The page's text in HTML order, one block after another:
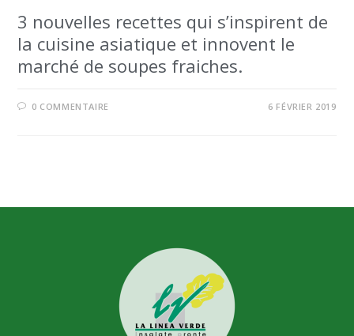
3 nouvelles recettes qui s’inspirent de
la cuisine asiatique et innovent le
marché de soupes fraiches.
0 COMMENTAIRE 6 FÉVRIER 2019